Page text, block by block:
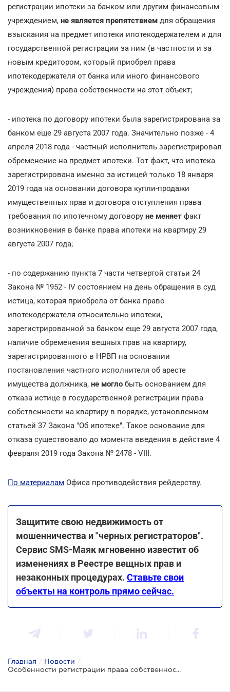
регистрации ипотеки за банком или другим финансовым
учреждением, не является препятствием для обращения
взыскания на предмет ипотеки ипотекодержателем и для
государственной регистрации за ним (в частности и за
новым кредитором, который приобрел права
ипотекодержателя от банка или иного финансового
учреждения) права собственности на этот объект;
- ипотека по договору ипотеки была зарегистрирована за
банком еще 29 августа 2007 года. Значительно позже - 4
апреля 2018 года - частный исполнитель зарегистрировал
обременение на предмет ипотеки. Тот факт, что ипотека
зарегистрирована именно за истицей только 18 января
2019 года на основании договора купли-продажи
имущественных прав и договора отступления права
требования по ипотечному договору не меняет факт
возникновения в банке права ипотеки на квартиру 29
августа 2007 года;
- по содержанию пункта 7 части четвертой статьи 24
Закона № 1952 - IV состоянием на день обращения в суд
истица, которая приобрела от банка право
ипотекодержателя относительно ипотеки,
зарегистрированной за банком еще 29 августа 2007 года,
наличие обременения вещных прав на квартиру,
зарегистрированного в НРВП на основании
постановления частного исполнителя об аресте
имущества должника, не могло быть основанием для
отказа истице в государственной регистрации права
собственности на квартиру в порядке, установленном
статьей 37 Закона "Об ипотеке". Такое основание для
отказа существовало до момента введения в действие 4
февраля 2019 года Закона № 2478 - VIII.
По материалам Офиса противодействия рейдерству.
Защитите свою недвижимость от
мошенничества и "черных регистраторов".
Сервис SMS-Маяк мгновенно известит об
изменениях в Реестре вещных прав и
незаконных процедурах. Ставьте свои
объекты на контроль прямо сейчас.
Главная / Новости /
Особенности регистрации права собственности на имущество с обременением